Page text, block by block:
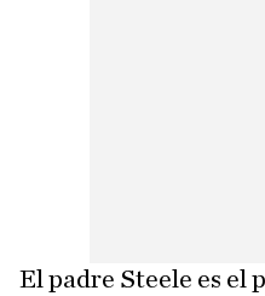
El padre Steele es el